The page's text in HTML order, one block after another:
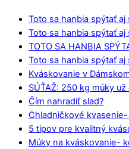
Toto sa hanbia spýtať aj
Toto sa hanbia spýtať aj
TOTO SA HANBIA
Toto sa hanbia spýtať aj
Kváskovanie v
SÚŤAŽ: 250 kg múky už
Čím nahradiť slad?
Chladničkové
5 tipov pre kvalitný
Múky na kváskovanie-